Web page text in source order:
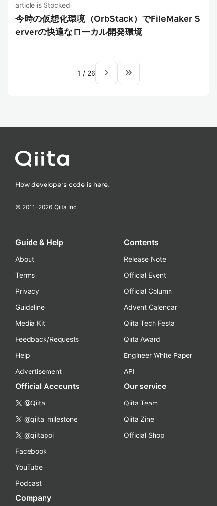
article is Stocked
今時の仮想化環境（OrbStack）でFileMaker S
erverの快適なローカル開発環境
1 / 26 navigate_next keyboard_double_arrow_right
How developers code is here.
© 2011-2026 Qiita Inc.
Guide & Help
About
Terms
Privacy
Guideline
Media Kit
Feedback/Requests
Help
Advertisement
Contents
Release Note
Official Event
Official Column
Advent Calendar
Qiita Tech Festa
Qiita Award
Engineer White Paper
API
Official Accounts
@Qiita
@qiita_milestone
@qiitapoi
Facebook
YouTube
Podcast
Our service
Qiita Team
Qiita Zine
Official Shop
Company